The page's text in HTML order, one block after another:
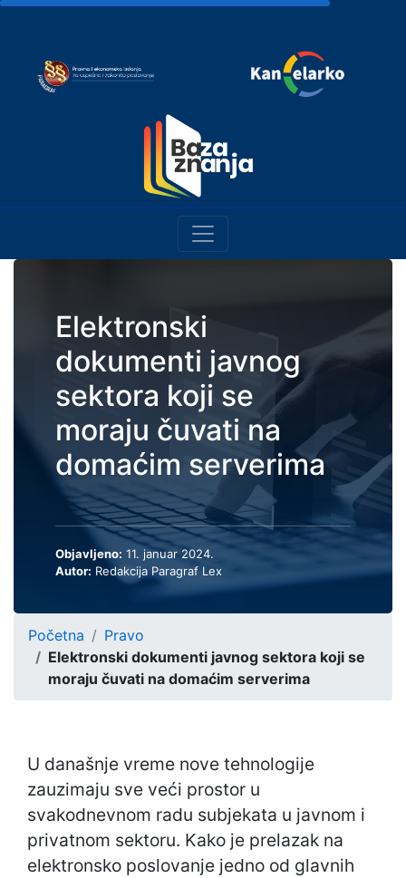
Elektronski
dokumenti javnog
sektora koji se
moraju čuvati na
domaćim serverima
Objavljeno: 11. januar 2024.
Autor: Redakcija Paragraf Lex
Početna
Pravo
Elektronski dokumenti javnog sektora koji se
moraju čuvati na domaćim serverima
U današnje vreme nove tehnologije
zauzimaju sve veći prostor u
svakodnevnom radu subjekata u javnom i
privatnom sektoru. Kako je prelazak na
elektronsko poslovanje jedno od glavnih